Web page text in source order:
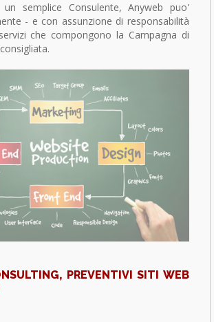
semplice Consulente, Anyweb puo'
- e con assunzione di responsabilità
che compongono la Campagna di
PREVENTIVI SITI WEB